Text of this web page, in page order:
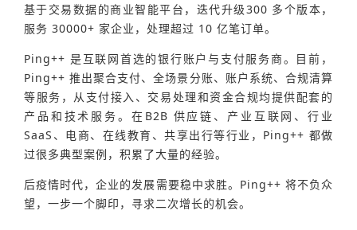
基于交易数据的商业智能平台，迭代升级300 多个版本，
服务 30000+ 家企业，处理超过 10 亿笔订单。
Ping++ 是互联网首选的银行账户与支付服务商。 目前，
Ping++ 推出聚合支付、全场景分账、账户系统、合规清算
等服务，从支付接入、交易处理和资金合规均提供配套的
产品和技术服务。在 B2B 供应链、产业互联网、行业
SaaS、电商、在线教育、共享出行等行业，Ping++ 都做
过很多典型案例，积累了大量的经验。
后疫情时代，企业的发展需要稳中求胜。Ping++ 将不负众
望，一步一个脚印，寻求二次增长的机会。